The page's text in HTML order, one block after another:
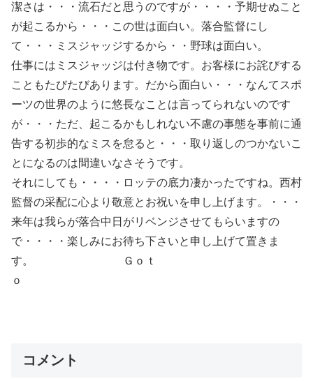
潔さは・・・流石だと思うのですが・・・・予期せぬこと
が起こるから・・・この世は面白い。落合監督にし
て・・・ミスジャッジするから・・野球は面白い。
仕事にはミスジャッジは付き物です。お客様にお詫びする
こともたびたびあります。だから面白い・・・なんてスポ
ーツの世界のように悠長なことは言ってられないのです
が・・・ただ、起こるかもしれない不慮の事態を事前に通
告する初歩的なミスを怠ると・・・取り返しのつかないこ
とになるのは間違いなさそうです。
それにしても・・・・ロッテの底力凄かったですね。西村
監督の采配に心より敬意とお祝いを申し上げます。・・・
来年は我らが落合中日がリベンジさせてもらいますの
で・・・・楽しみにお待ち下さいと申し上げて置きま
す。 Ｇｏｔ
ｏ
コメント